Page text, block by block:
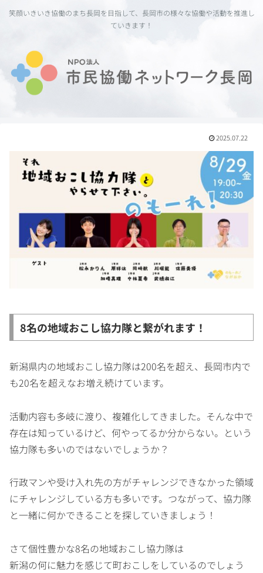
笑顔いきいき協働のまち長岡を目指して、長岡市の様々な協働や活動を推進し
ていきます！
2025.07.22
8名の地域おこし協力隊と繋がれます！
新潟県内の地域おこし協力隊は200名を超え、長岡市内で
も20名を超えなお増え続けています。
活動内容も多岐に渡り、複雑化してきました。そんな中で
存在は知っているけど、何やってるか分からない。という
協力隊も多いのではないでしょうか？
行政マンや受け入れ先の方がチャレンジできなかった領域
にチャレンジしている方も多いです。つながって、協力隊
と一緒に何かできることを探していきましょう！
さて個性豊かな8名の地域おこし協力隊は
新潟の何に魅力を感じて町おこしをしているのでしょう